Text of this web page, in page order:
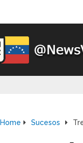
Home Sucesos